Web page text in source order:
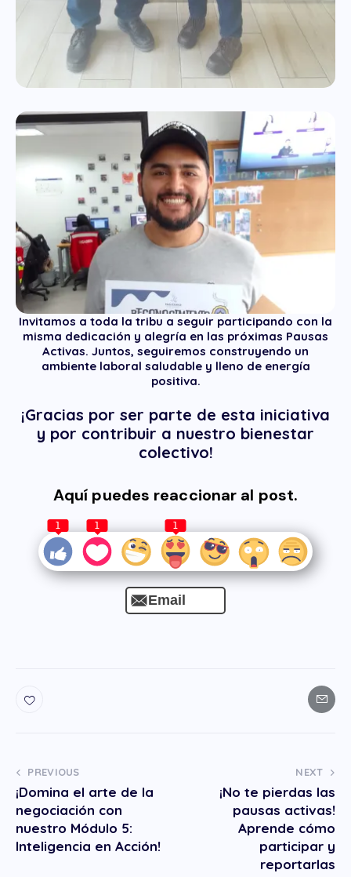
Invitamos a toda la tribu a seguir participando con la
misma dedicación y alegría en las próximas Pausas
Activas. Juntos, seguiremos construyendo un
ambiente laboral saludable y lleno de energía
positiva.
¡Gracias por ser parte de esta iniciativa
y por contribuir a nuestro bienestar
colectivo!
Aquí puedes reaccionar al post.
1 1 1
Email
PREVIOUS
¡Domina el arte de la
negociación con
nuestro Módulo 5:
Inteligencia en Acción!
NEXT
¡No te pierdas las
pausas activas!
Aprende cómo
participar y
reportarlas